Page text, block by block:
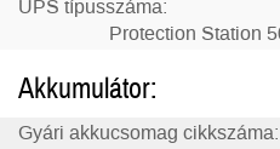
UPS típusszáma:
Protection Station
Akkumulátor:
Gyári akkucsomag cikkszáma: